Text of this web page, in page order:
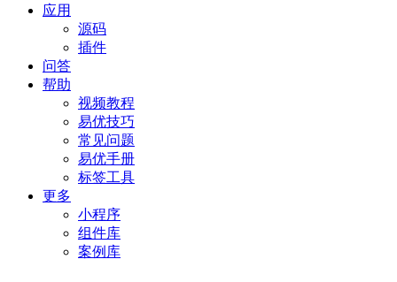
应用
源码
插件
问答
帮助
视频教程
易优技巧
常见问题
易优手册
标签工具
更多
小程序
组件库
案例库